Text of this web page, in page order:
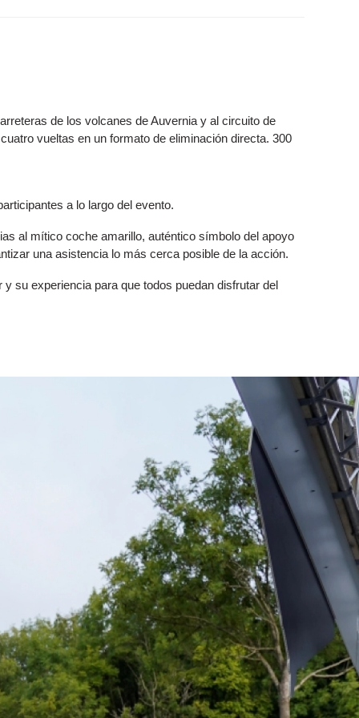
de los volcanes de Auvernia y al circuito de
vueltas en un formato de eliminación directa. 300
a lo largo del evento.
al mítico coche amarillo, auténtico símbolo del apoyo
una asistencia lo más cerca posible de la acción.
su experiencia para que todos puedan disfrutar del